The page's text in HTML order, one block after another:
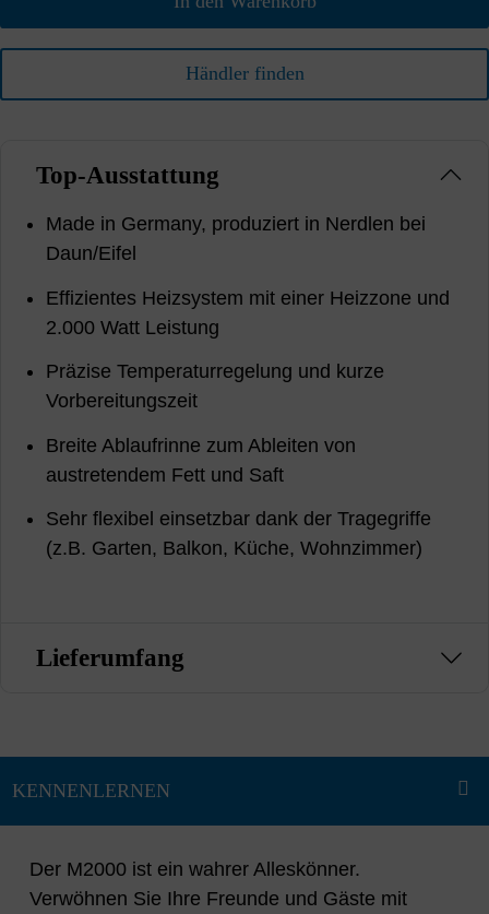
Händler finden
Top-Ausstattung
Made in Germany, produziert in Nerdlen bei
Daun/Eifel
Effizientes Heizsystem mit einer Heizzone und
2.000 Watt Leistung
Präzise Temperaturregelung und kurze
Vorbereitungszeit
Breite Ablaufrinne zum Ableiten von
austretendem Fett und Saft
Sehr flexibel einsetzbar dank der Tragegriffe
(z.B. Garten, Balkon, Küche, Wohnzimmer)
Lieferumfang
Der M2000 ist ein wahrer Alleskönner.
Verwöhnen Sie Ihre Freunde und Gäste mit